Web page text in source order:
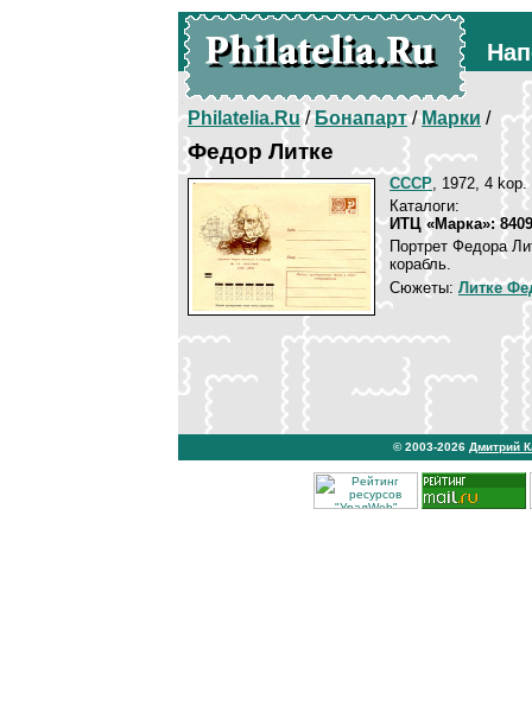
Philatelia.Ru/Бонапарт/Марки /
Федор Литке
СССР, 1972, 4 kop.
Каталоги:
ИТЦ «Марка»: 8409
Портрет Федора
корабль.
Сюжеты: Литке
© 2003-2026 Дмитрий